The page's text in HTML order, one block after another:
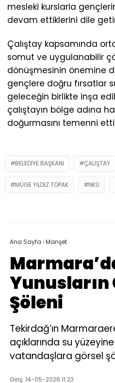
mesleki kurslarla
devam ettiklerini dile
Çalıştay kapsamında
somut ve uygulanabilir
dönüşmesinin önemine
gençlere doğru fırsatlar
geleceğin birlikte inşa
çalıştayın bölge adına
doğurmasını temenni
BELEDIYE BAŞKANI ÇALIŞTAY
MÜGE YILDIZ TOPAK NKÜ
Ana Sayfa ›Manşet
Yunusların
Şöleni
Tekirdağ’ın
açıklarında su
vatandaşlara görsel
Giriş: 14-05-2026 11:23